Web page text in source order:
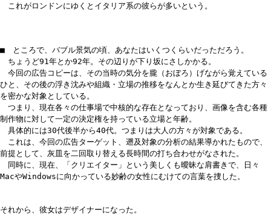
これがロンドンにゆくとイタリア系の彼らが多いという。
■ ところで、バブル景気の頃、あなたはいくつくらいだっただろう。
ちょうど91年とか92年。その辺りが下り坂にさしかかる。
今回の広告コピーは、その当時の気分を朧（おぼろ）げながら覚えている
ひと、その後の浮き沈みや組織・立場の推移をなんとか生き延びてきた方々
を密かな対象としている。
つまり、現在各々の仕事場で中核的な存在となっており、画像を含む各種
制作物に対して一定の決定権を持っている立場と年齢。
具体的には30代後半から40代。つまりは大人の方々が対象である。
これは、今回の広告ターゲット、遡及対象の分析の結果導かれたもので、
前提として、灰皿を二回取り替える長時間の打ち合わせがなされた。
同時に、現在、「クリエイター」という美しくも曖昧な肩書きで、日々
MacやWindowsに向かっている妙齢の女性にむけての言葉を捜した。
それから、彼女はデザイナーになった。